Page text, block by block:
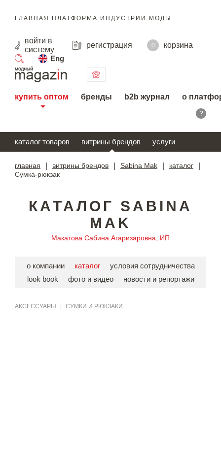
ГЛАВНАЯ ПЛАТФОРМА ИНДУСТРИИ МОДЫ
войти в
систему
регистрация 0
корзина
Eng
поиск
купить оптом бренды b2b журнал о
?
каталог товаров витрины брендов услуги
главная витрины брендов Sabina Mak каталог
Сумка-рюкзак
КАТАЛОГ SABINA
MAK
Макатова Сабина Агаризаровна, ИП
о компании каталог
условия сотрудничества
look book
фото и видео новости и репортажи
АКСЕССУАРЫ СУМКИ И РЮКЗАКИ